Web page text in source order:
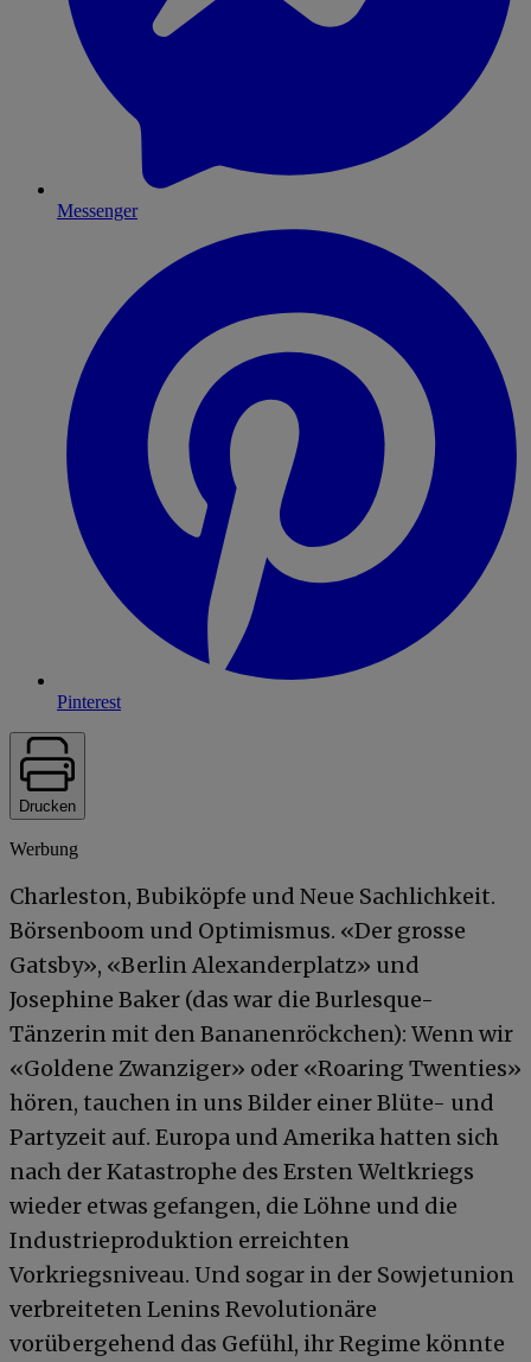
Messenger
Pinterest
Drucken
Werbung
Charleston, Bubiköpfe und Neue Sachlichkeit.
Börsenboom und Optimismus. «Der grosse
Gatsby», «Berlin Alexanderplatz» und
Josephine Baker (das war die Burlesque-
Tänzerin mit den Bananenröckchen): Wenn wir
«Goldene Zwanziger» oder «Roaring Twenties»
hören, tauchen in uns Bilder einer Blüte- und
Partyzeit auf. Europa und Amerika hatten sich
nach der Katastrophe des Ersten Weltkriegs
wieder etwas gefangen, die Löhne und die
Industrieproduktion erreichten
Vorkriegsniveau. Und sogar in der Sowjetunion
verbreiteten Lenins Revolutionäre
vorübergehend das Gefühl, ihr Regime könnte